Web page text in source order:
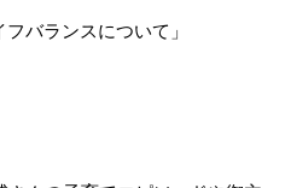
バランスについて」